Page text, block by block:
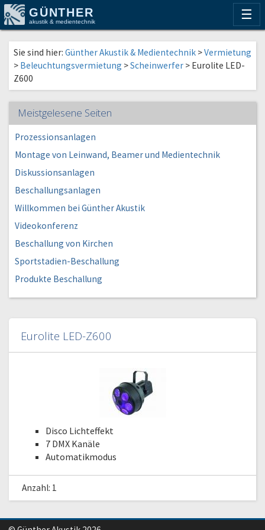
GÜNTHER
akustik & medientechnik ☰
Sie sind hier: Günther Akustik & Medientechnik >Vermietung
> Beleuchtungsvermietung >Scheinwerfer > Eurolite LED-
Z600
Meistgelesene Seiten
Prozessionsanlagen
Montage von Leinwand, Beamer und Medientechnik
Diskussionsanlagen
Beschallungsanlagen
Willkommen bei Günther Akustik
Videokonferenz
Beschallung von Kirchen
Sportstadien-Beschallung
Produkte Beschallung
Eurolite LED-Z600
Disco Lichteffekt
7 DMX Kanäle
Automatikmodus
Anzahl: 1